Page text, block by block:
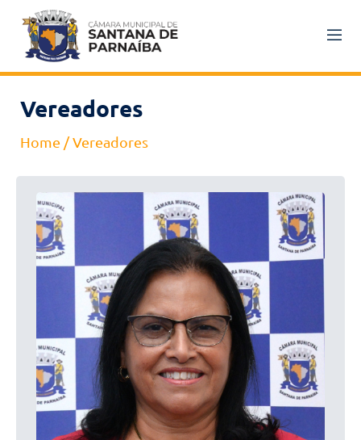
Vereadores
Home /Vereadores